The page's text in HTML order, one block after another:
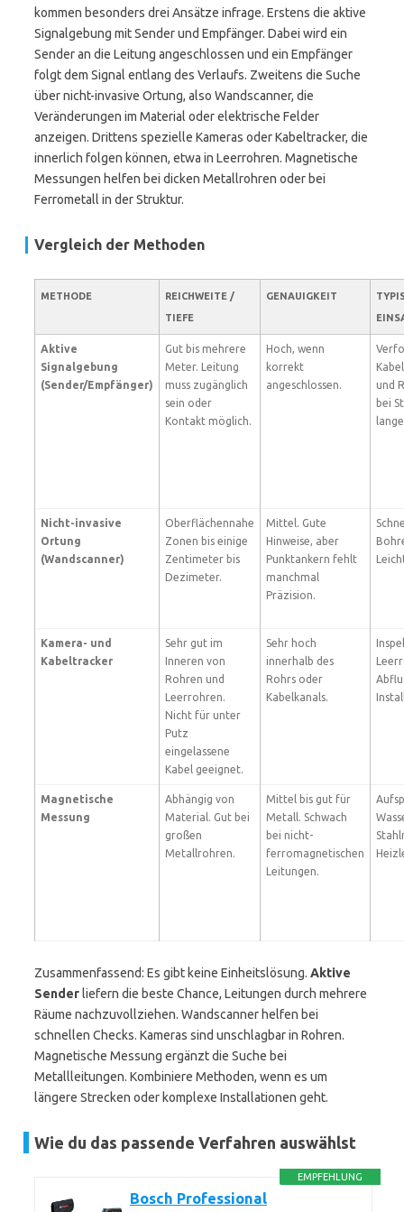
kommen besonders drei Ansätze infrage. Erstens die aktive
Signalgebung mit Sender und Empfänger. Dabei wird ein
Sender an die Leitung angeschlossen und ein Empfänger
folgt dem Signal entlang des Verlaufs. Zweitens die Suche
über nicht-invasive Ortung, also Wandscanner, die
Veränderungen im Material oder elektrische Felder
anzeigen. Drittens spezielle Kameras oder Kabeltracker, die
innerlich folgen können, etwa in Leerrohren. Magnetische
Messungen helfen bei dicken Metallrohren oder bei
Ferrometall in der Struktur.
Vergleich der Methoden
METHODE
REICHWEITE /
TIEFE
GENAUIGKEIT
Aktive
Signalgebung
(Sender/Empfänger)
Gut bis mehrere
Meter. Leitung
muss zugänglich
sein oder
Kontakt möglich.
Hoch, wenn
korrekt
angeschlossen.
und
bei
Nicht-invasive
Ortung
(Wandscanner)
Oberflächennahe
Zonen bis einige
Zentimeter bis
Dezimeter.
Mittel. Gute
Hinweise, aber
Punktankern fehlt
manchmal
Präzision.
Kamera- und
Kabeltracker
Sehr gut im
Inneren von
Rohren und
Leerrohren.
Nicht für unter
Putz
eingelassene
Kabel geeignet.
Sehr hoch
innerhalb des
Rohrs oder
Kabelkanals.
Magnetische
Messung
Abhängig von
Material. Gut bei
großen
Metallrohren.
Mittel bis gut für
Metall. Schwach
bei nicht-
ferromagnetischen
Leitungen.
Zusammenfassend: Es gibt keine Einheitslösung. Aktive
Sender liefern die beste Chance, Leitungen durch mehrere
Räume nachzuvollziehen. Wandscanner helfen bei
schnellen Checks. Kameras sind unschlagbar in Rohren.
Magnetische Messung ergänzt die Suche bei
Metallleitungen. Kombiniere Methoden, wenn es um
längere Strecken oder komplexe Installationen geht.
Wie du das passende Verfahren auswählst
EMPFEHLUNG
Bosch Professional